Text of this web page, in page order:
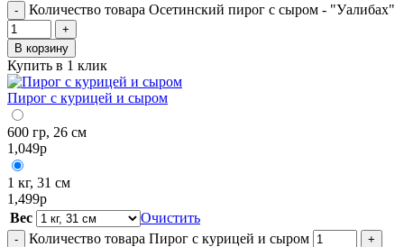
- Количество товара Осетинский пирог с сыром - "Уалибах"
+
В корзину
Купить в 1 клик
Пирог с курицей и сыром
600 гр, 26 см
1,049р
1 кг, 31 см
1,499р
Вес
Очистить
- Количество товара Пирог с курицей и сыром
+